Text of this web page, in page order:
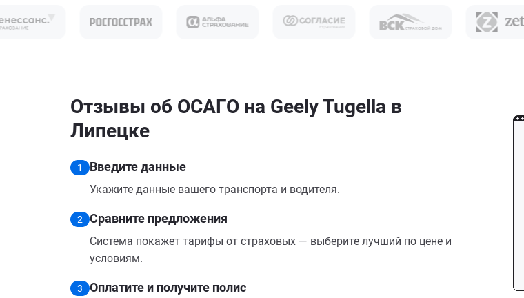
Отзывы об ОСАГО на Geely Tugella в
Липецке
1 Введите данные
Укажите данные вашего транспорта и водителя.
2 Сравните предложения
Система покажет тарифы от страховых — выберите лучший по цене и
условиям.
3 Оплатите и получите полис